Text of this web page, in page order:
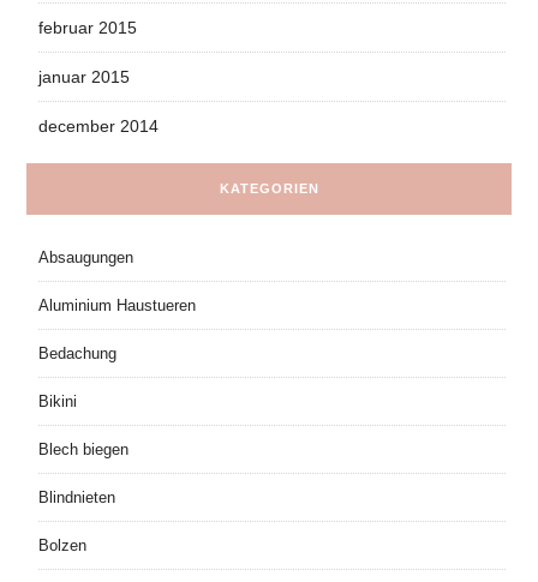
februar 2015
januar 2015
december 2014
KATEGORIEN
Absaugungen
Aluminium Haustueren
Bedachung
Bikini
Blech biegen
Blindnieten
Bolzen